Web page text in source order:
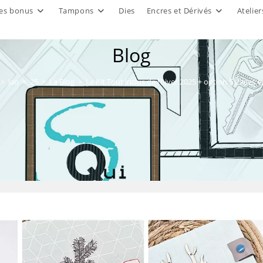
bonus Tampons Dies Encres et Dérivés
Blog
> Jan > 25 > Le Blog > Le Kit Tout inclus de l’hiver 2025 + option 5 Pages